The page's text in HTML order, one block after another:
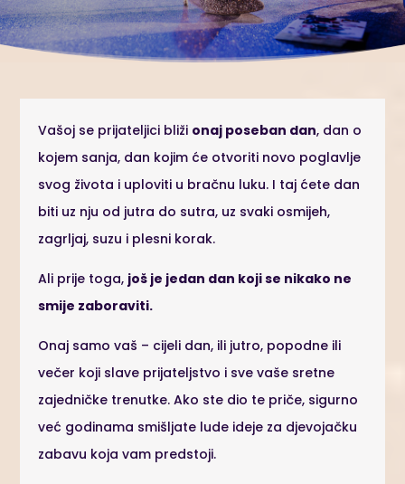
Vašoj se prijateljici bliži onaj poseban dan, dan o
kojem sanja, dan kojim će otvoriti novo poglavlje
svog života i uploviti u bračnu luku. I taj ćete dan
biti uz nju od jutra do sutra, uz svaki osmijeh,
zagrljaj, suzu i plesni korak.
Ali prije toga, još je jedan dan koji se nikako ne
smije zaboraviti.
Onaj samo vaš – cijeli dan, ili jutro, popodne ili
večer koji slave prijateljstvo i sve vaše sretne
zajedničke trenutke. Ako ste dio te priče, sigurno
već godinama smišljate lude ideje za djevojačku
zabavu koja vam predstoji.